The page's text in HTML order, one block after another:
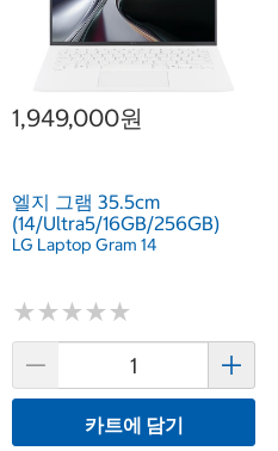
1,949,000원
엘지 그램 35.5cm
(14/Ultra5/16GB/256GB)
LG Laptop Gram 14
★★★★★
★★★★★
카트에 담기